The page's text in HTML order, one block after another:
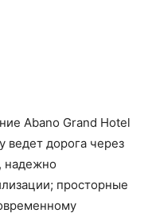
Abano Grand Hotel
ведет дорога через
надежно
просторные